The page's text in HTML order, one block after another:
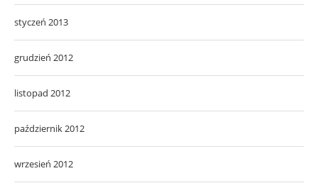
styczeń 2013
grudzień 2012
listopad 2012
październik 2012
wrzesień 2012